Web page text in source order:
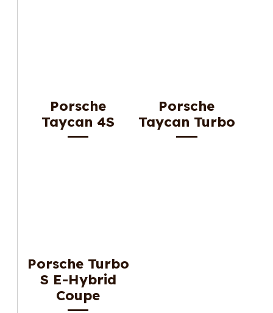
Porsche
Taycan 4S
Porsche
Taycan Turbo
Porsche Turbo
S E-Hybrid
Coupe